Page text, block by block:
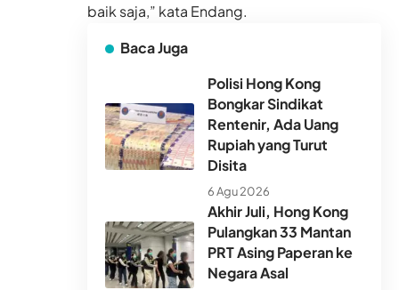
baik saja,” kata Endang.
Baca Juga
Polisi Hong Kong
Bongkar Sindikat
Rentenir, Ada Uang
Rupiah yang Turut
Disita
6 Agu 2026
Akhir Juli, Hong Kong
Pulangkan 33 Mantan
PRT Asing Paperan ke
Negara Asal